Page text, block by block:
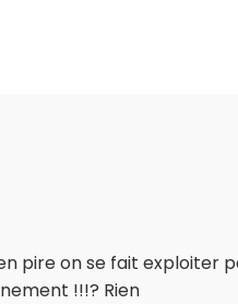
pire on se fait exploiter
!!!? Rien